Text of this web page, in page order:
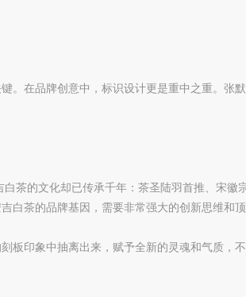
。在品牌创意中，标识设计更是重中之重。张
茶的文化却已传承千年：茶圣陆羽首推、宋徽
白茶的品牌基因，需要非常强大的创新思维和顶
板印象中抽离出来，赋予全新的灵魂和气质，